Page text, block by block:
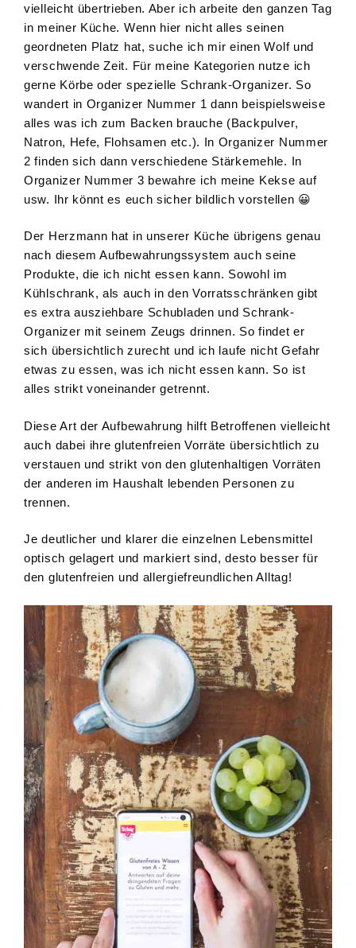
vielleicht übertrieben. Aber ich arbeite den ganzen Tag
in meiner Küche. Wenn hier nicht alles seinen
geordneten Platz hat, suche ich mir einen Wolf und
verschwende Zeit. Für meine Kategorien nutze ich
gerne Körbe oder spezielle Schrank-Organizer. So
wandert in Organizer Nummer 1 dann beispielsweise
alles was ich zum Backen brauche (Backpulver,
Natron, Hefe, Flohsamen etc.). In Organizer Nummer
2 finden sich dann verschiedene Stärkemehle. In
Organizer Nummer 3 bewahre ich meine Kekse auf
usw. Ihr könnt es euch sicher bildlich vorstellen 😀
Der Herzmann hat in unserer Küche übrigens genau
nach diesem Aufbewahrungssystem auch seine
Produkte, die ich nicht essen kann. Sowohl im
Kühlschrank, als auch in den Vorratsschränken gibt
es extra ausziehbare Schubladen und Schrank-
Organizer mit seinem Zeugs drinnen. So findet er
sich übersichtlich zurecht und ich laufe nicht Gefahr
etwas zu essen, was ich nicht essen kann. So ist
alles strikt voneinander getrennt.
Diese Art der Aufbewahrung hilft Betroffenen vielleicht
auch dabei ihre glutenfreien Vorräte übersichtlich zu
verstauen und strikt von den glutenhaltigen Vorräten
der anderen im Haushalt lebenden Personen zu
trennen.
Je deutlicher und klarer die einzelnen Lebensmittel
optisch gelagert und markiert sind, desto besser für
den glutenfreien und allergiefreundlichen Alltag!